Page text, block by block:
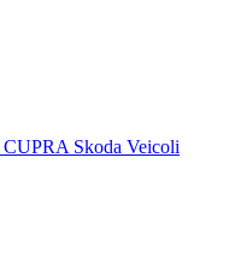
CUPRA Skoda Veicoli